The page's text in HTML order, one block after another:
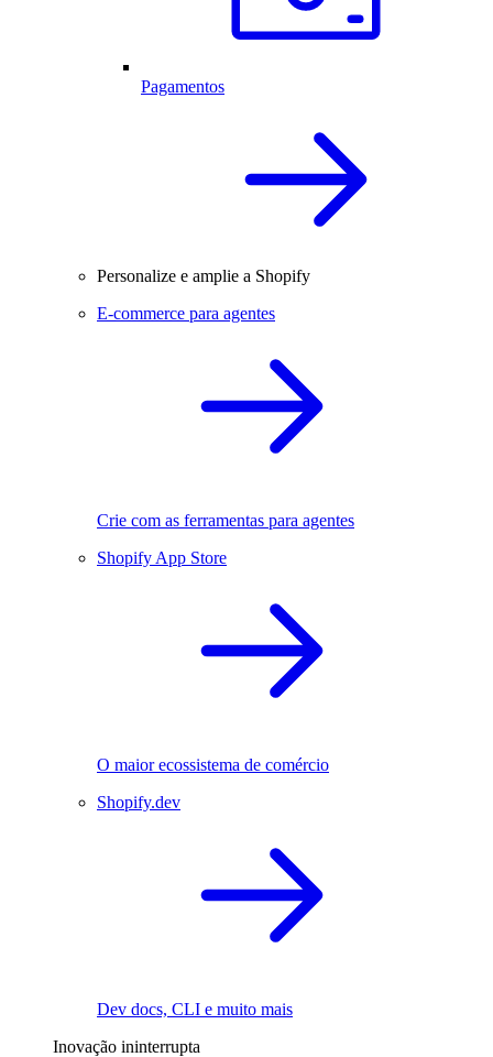
Pagamentos
Personalize e amplie a Shopify
E-commerce para agentes
Crie com as ferramentas para agentes
Shopify App Store
O maior ecossistema de comércio
Shopify.dev
Dev docs, CLI e muito mais
Inovação ininterrupta